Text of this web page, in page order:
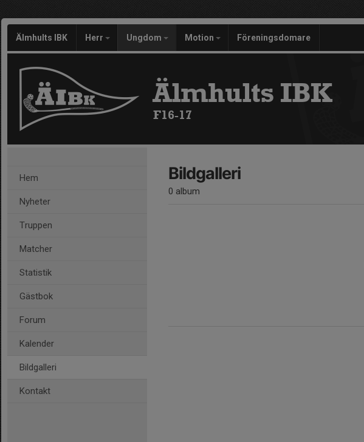
Älmhults IBK Herr Ungdom Motion Föreningsdomare
Älmhults IBK
F16-17
Hem
Nyheter
Truppen
Matcher
Statistik
Gästbok
Forum
Kalender
Bildgalleri
Kontakt
Bildgalleri
0 album